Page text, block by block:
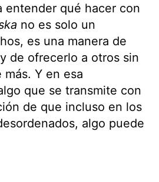
entender qué hacer con
no es solo un
es una manera de
de ofrecerlo a otros sin
Y en esa
que se transmite con
de que incluso en los
algo puede